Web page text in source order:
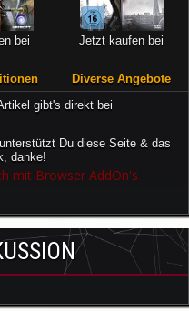
bei Jetzt kaufen bei
Diverse Angebote
gibt's direkt bei
Du diese Seite & das
danke!
mit Browser AddOn's